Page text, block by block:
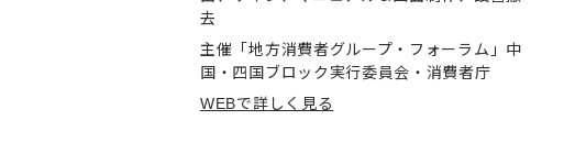
去
主催「地方消費者グループ・フォーラム」中
国・四国ブロック実行委員会・消費者庁
WEBで詳しく見る